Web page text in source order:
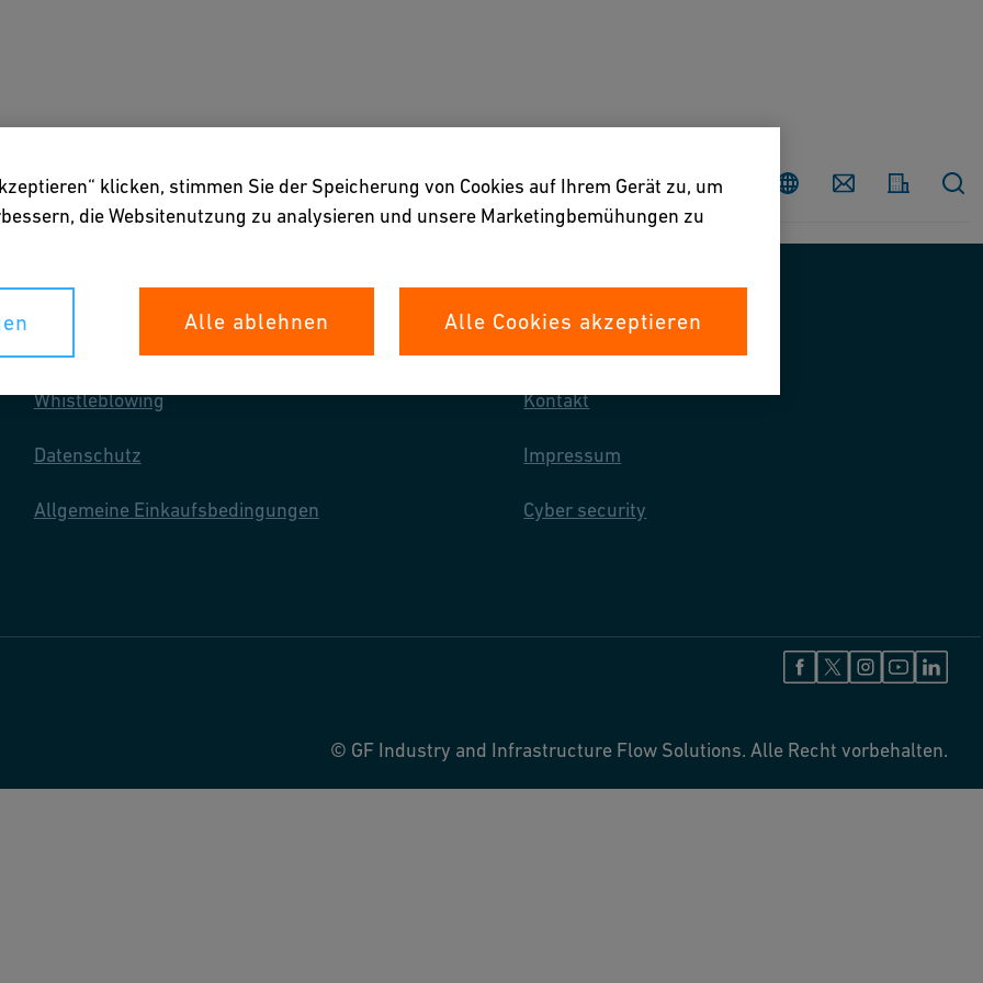
Land Contact
Downloads & Tools Über uns
Whistleblowing
Datenschutz
Allgemeine Einkaufsbedingungen
Kontakt
Impressum
Cyber security
© GF Industry and Infrastructure Flow Solutions. Alle Recht vorbehalten.
klicken, stimmen Sie der Speicherung von Cookies auf Ihrem Gerät zu, um
die Websitenutzung zu analysieren und unsere Marketingbemühungen zu
Alle ablehnen Alle Cookies akzeptieren